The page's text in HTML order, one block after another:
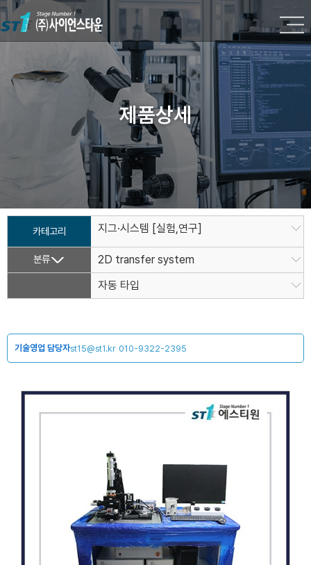
제품상세
카테고리 지그·시스템 [실험,연구]
분류
2D transfer system
자동 타입
기술영업 담당자st15@st1.kr 010-9322-2395